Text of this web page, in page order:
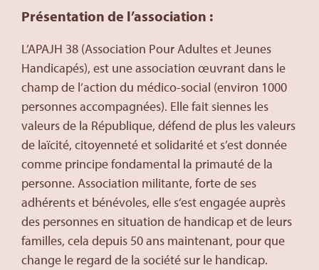
Présentation de l’association :
L’APAJH 38 (Association Pour Adultes et Jeunes
Handicapés), est une association œuvrant dans le
champ de l’action du médico-social (environ 1000
personnes accompagnées). Elle fait siennes les
valeurs de la République, défend de plus les valeurs
de laïcité, citoyenneté et solidarité et s’est donnée
comme principe fondamental la primauté de la
personne. Association militante, forte de ses
adhérents et bénévoles, elle s‘est engagée auprès
des personnes en situation de handicap et de leurs
familles, cela depuis 50 ans maintenant, pour que
change le regard de la société sur le handicap.